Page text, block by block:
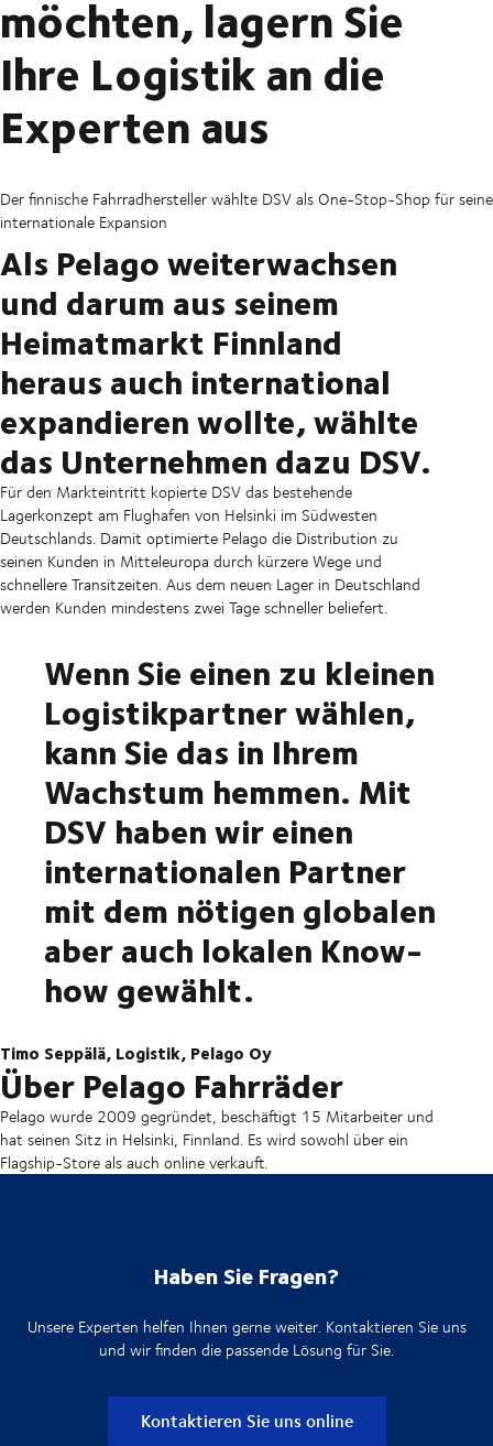
möchten, lagern Sie
Ihre Logistik an die
Experten aus
Der finnische Fahrradhersteller wählte DSV als One-Stop-Shop für seine
internationale Expansion
Als Pelago weiterwachsen
und darum aus seinem
Heimatmarkt Finnland
heraus auch international
expandieren wollte, wählte
das Unternehmen dazu DSV.
Für den Markteintritt kopierte DSV das bestehende
Lagerkonzept am Flughafen von Helsinki im Südwesten
Deutschlands. Damit optimierte Pelago die Distribution zu
seinen Kunden in Mitteleuropa durch kürzere Wege und
schnellere Transitzeiten. Aus dem neuen Lager in Deutschland
werden Kunden mindestens zwei Tage schneller beliefert.
Wenn Sie einen zu kleinen
Logistikpartner wählen,
kann Sie das in Ihrem
Wachstum hemmen. Mit
DSV haben wir einen
internationalen Partner
mit dem nötigen globalen
aber auch lokalen Know-
how gewählt.
Timo Seppälä, Logistik, Pelago Oy
Über Pelago Fahrräder
Pelago wurde 2009 gegründet, beschäftigt 15 Mitarbeiter und
hat seinen Sitz in Helsinki, Finnland. Es wird sowohl über ein
Flagship-Store als auch online verkauft.
Haben Sie Fragen?
Unsere Experten helfen Ihnen gerne weiter. Kontaktieren Sie uns
und wir finden die passende Lösung für Sie.
Kontaktieren Sie uns online